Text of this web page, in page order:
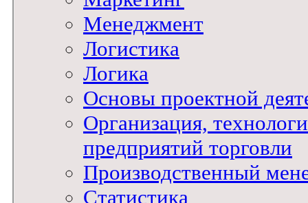
Менеджмент
Логистика
Логика
Основы проектной
Организация,
предприятий торговли
Производственный
Статистика